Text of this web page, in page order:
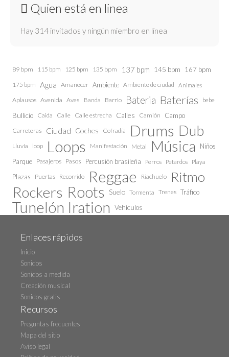
Quien está en linea
Hay 314 invitados y ningún miembro en línea
89 bpm 115 bpm 125 bpm 135 bpm 137 bpm 145 bpm 167 bpm
175 bpm Agua Amanecer Ambiente Ambiente de ciudad Animales
Aplausos Avenida Aves Banda Barrio Bateria Baterías bebe
Bullicio Caida Calle Calle estrecha Calles Camión Campo
Carreteras Ciudad Coches Cofradía Drums Dub
Lluvia loop Loops Manifestación Metal Música
Niños
Parque Pasajeros Pasos Percusión brasileña Perros Petardos Playa
Plazas Puertas Recorrido Reggae Riachuelo Ritmo
Rockers Roots Suelo Tormenta Trenes Tráfico
Tunelón Iration Vehículos
Enlaces rápidos
Inicio
Sonidos
Sonidos a medida
Creación musical
Sonidos gratis
Recursos
Preguntas frecuentes
Mapa del sitio
Aviso legal